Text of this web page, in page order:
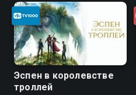
Эспен в королевстве
троллей